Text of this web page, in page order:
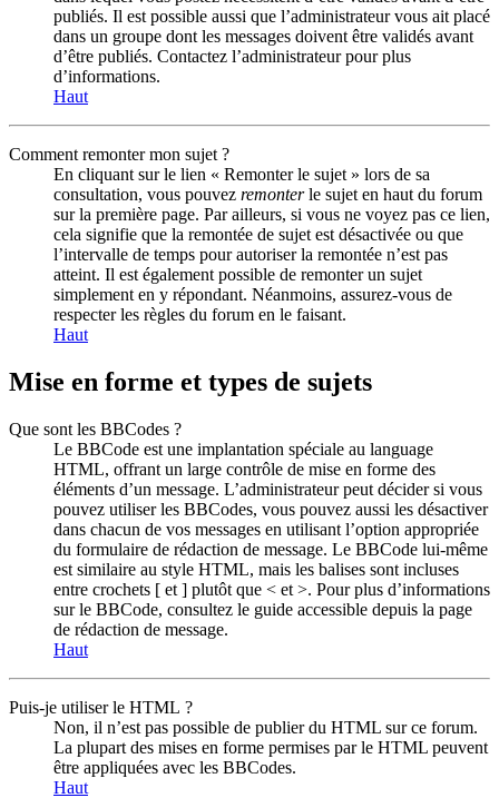
publiés. Il est possible aussi que l’administrateur vous ait placé
dans un groupe dont les messages doivent être validés avant
d’être publiés. Contactez l’administrateur pour plus
d’informations.
Haut
Comment remonter mon sujet ?
En cliquant sur le lien « Remonter le sujet » lors de sa
consultation, vous pouvez remonterle sujet en haut du forum
sur la première page. Par ailleurs, si vous ne voyez pas ce lien,
cela signifie que la remontée de sujet est désactivée ou que
l’intervalle de temps pour autoriser la remontée n’est pas
atteint. Il est également possible de remonter un sujet
simplement en y répondant. Néanmoins, assurez-vous de
respecter les règles du forum en le faisant.
Haut
Mise en forme et types de sujets
Que sont les BBCodes ?
Le BBCode est une implantation spéciale au language
HTML, offrant un large contrôle de mise en forme des
éléments d’un message. L’administrateur peut décider si vous
pouvez utiliser les BBCodes, vous pouvez aussi les désactiver
dans chacun de vos messages en utilisant l’option appropriée
du formulaire de rédaction de message. Le BBCode lui-même
est similaire au style HTML, mais les balises sont incluses
entre crochets [ et ] plutôt que < et >. Pour plus d’informations
sur le BBCode, consultez le guide accessible depuis la page
de rédaction de message.
Haut
Puis-je utiliser le HTML ?
Non, il n’est pas possible de publier du HTML sur ce forum.
La plupart des mises en forme permises par le HTML peuvent
être appliquées avec les BBCodes.
Haut